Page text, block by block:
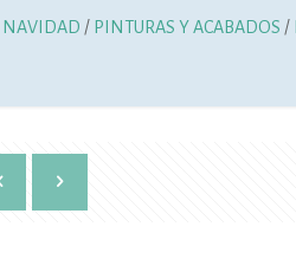
NAVIDAD / PINTURAS Y ACABADOS /